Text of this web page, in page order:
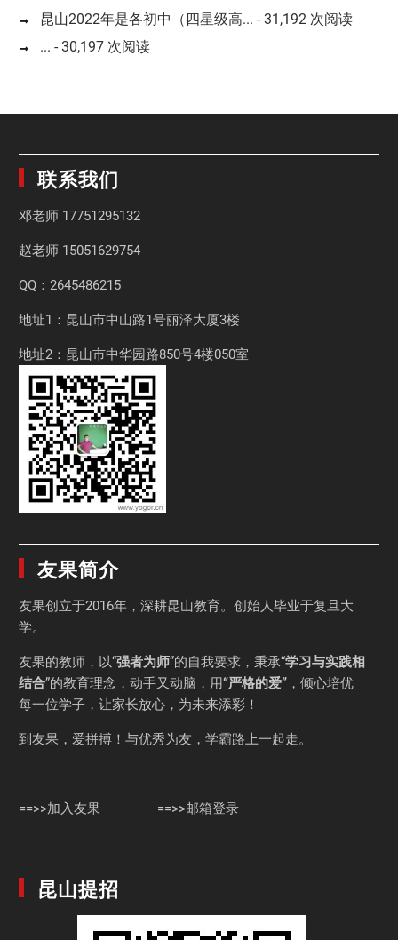
昆山2022年是各初中（四星级高... - 31,192 次阅读
... - 30,197 次阅读
联系我们
邓老师 17751295132
赵老师 15051629754
QQ：2645486215
地址1：昆山市中山路1号丽泽大厦3楼
地址2：昆山市中华园路850号4楼050室
友果简介
友果创立于2016年，深耕昆山教育。创始人毕业于复旦大
学。
友果的教师，以“强者为师”的自我要求，秉承“学习与实践相
结合”的教育理念，动手又动脑，用“严格的爱” ，倾心培优
每一位学子，让家长放心，为未来添彩！
到友果，爱拼搏！与优秀为友，学霸路上一起走。
==>>加入友果 ==>>邮箱登录
昆山提招